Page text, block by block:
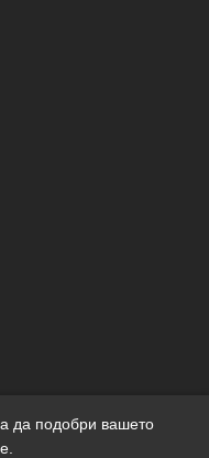
запазени.
да подобри вашето